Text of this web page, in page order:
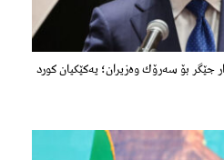
جێگر بۆ سەرۆك وەزیران؛ یەكێكیان كورد